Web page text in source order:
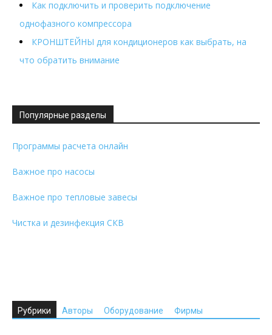
Как подключить и проверить подключение
однофазного компрессора
КРОНШТЕЙНЫ для кондиционеров как выбрать, на
что обратить внимание
Популярные разделы
Программы расчета онлайн
Важное про насосы
Важное про тепловые завесы
Чистка и дезинфекция СКВ
Рубрики Авторы Оборудование Фирмы